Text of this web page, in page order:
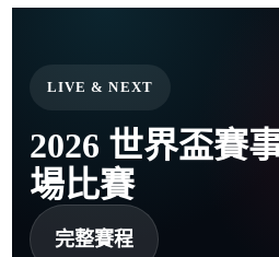
LIVE & NEXT
2026 世界盃賽
場比賽
完整賽程